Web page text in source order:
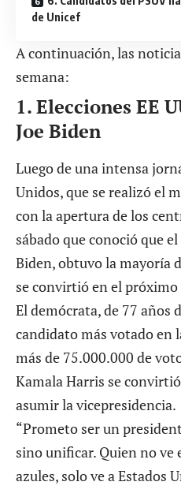
de Unicef
A continuación, las
semana:
1.Elecciones EE
Joe Biden
Luego de una intensa
Unidos, que se realizó el
con la apertura de los
sábado que conoció que
Biden, obtuvo la mayoría
se convirtió en el próximo
El demócrata, de 77 años
candidato más votado en
más de 75.000.000 de
Kamala Harris se
asumir la vicepresidencia.
“Prometo ser un
sino unificar. Quien no ve
azules, solo ve a Estados